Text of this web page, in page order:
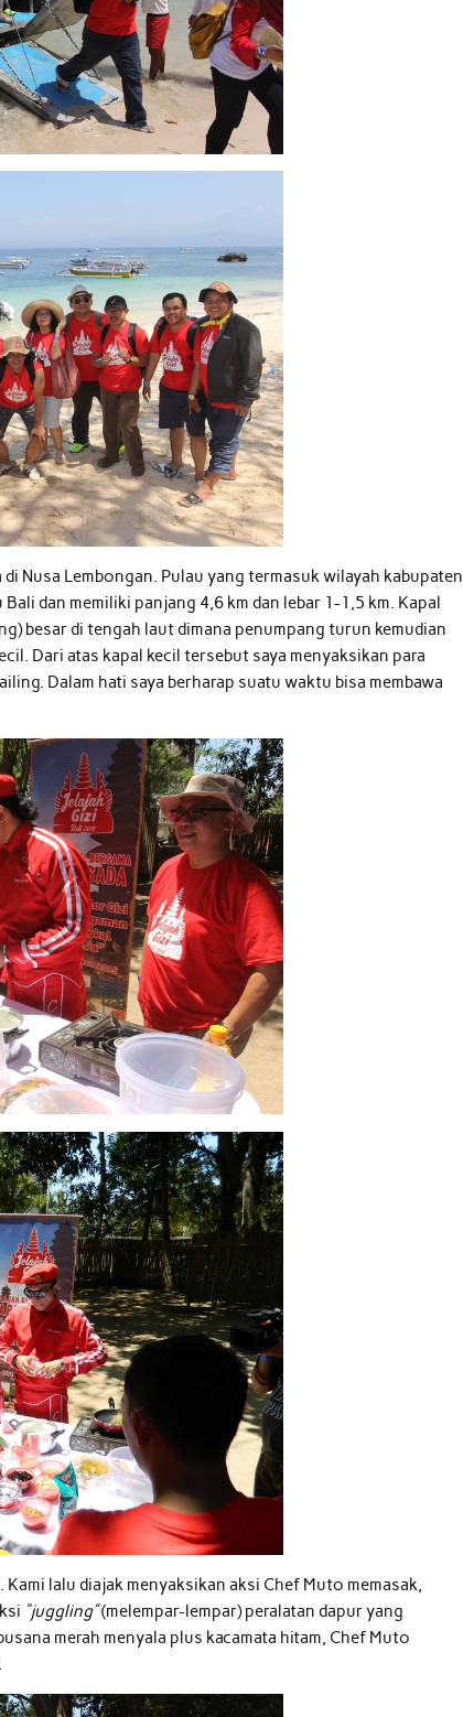
Nusa Lembongan. Pulau yang termasuk wilayah kabupaten
dan memiliki panjang 4,6 km dan lebar 1-1,5 km. Kapal
besar di tengah laut dimana penumpang turun kemudian
Dari atas kapal kecil tersebut saya menyaksikan para
Dalam hati saya berharap suatu waktu bisa membawa
lalu diajak menyaksikan aksi Chef Muto memasak,
“juggling”(melempar-lempar) peralatan dapur yang
merah menyala plus kacamata hitam, Chef Muto